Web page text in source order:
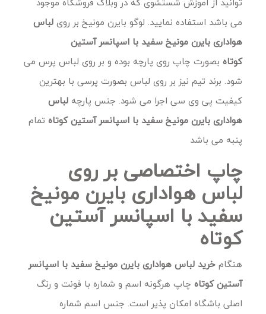
می باشد استفاده نمایید. لوگو بایرن مونیخ بر رویلباس
هواداری بایرن مونیخ سفید با اسپانسر آستین
کوتاه بصورت چاپ روی پارچه بوده و بر روی لباس پرس می
شود. برند تیم نیز بر روی لباس بصورت پرسی با بهترین
کیفیت پی وی سی اجرا می شود. جنس پارچه لباس
هواداری بایرن مونیخ سفید با اسپانسر آستین کوتاه تمام
پنبه می باشد
چاپ اختصاصی بر روی
لباس هواداری بایرن مونیخ
سفید با اسپانسر آستین
کوتاه
هنگامخرید لباس هواداری بایرن مونیخ سفید با اسپانسر
آستین کوتاه چاپ هرگونه اسم و شماره با فونت و رنگ
اصلی باشگاه امکان پذیر است. جنس اسم شماره